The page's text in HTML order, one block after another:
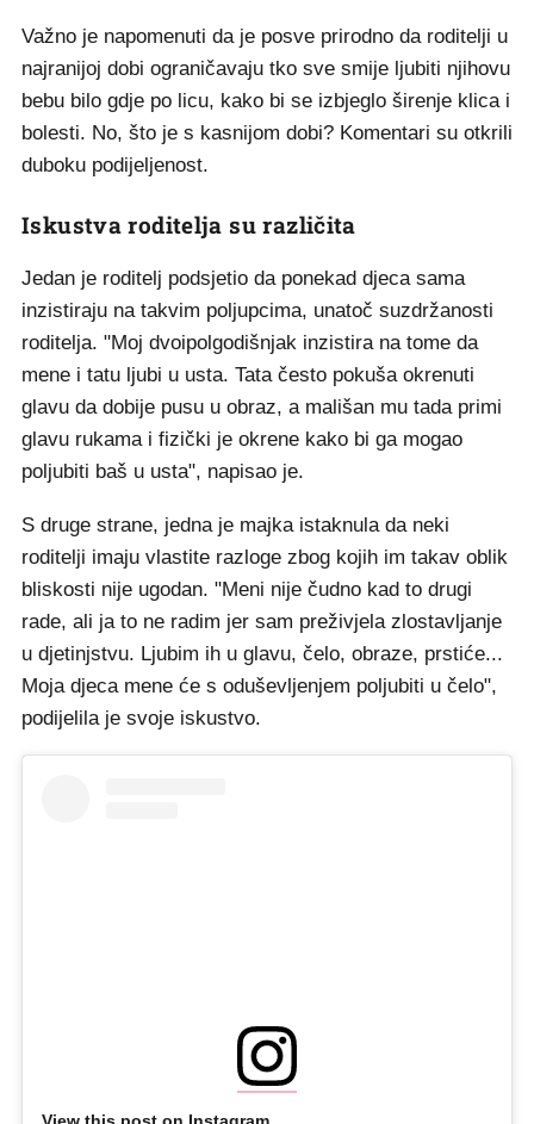
Važno je napomenuti da je posve prirodno da roditelji u
najranijoj dobi ograničavaju tko sve smije ljubiti njihovu
bebu bilo gdje po licu, kako bi se izbjeglo širenje klica i
bolesti. No, što je s kasnijom dobi? Komentari su otkrili
duboku podijeljenost.
Iskustva roditelja su različita
Jedan je roditelj podsjetio da ponekad djeca sama
inzistiraju na takvim poljupcima, unatoč suzdržanosti
roditelja. "Moj dvoipolgodišnjak inzistira na tome da
mene i tatu ljubi u usta. Tata često pokuša okrenuti
glavu da dobije pusu u obraz, a mališan mu tada primi
glavu rukama i fizički je okrene kako bi ga mogao
poljubiti baš u usta", napisao je.
S druge strane, jedna je majka istaknula da neki
roditelji imaju vlastite razloge zbog kojih im takav oblik
bliskosti nije ugodan. "Meni nije čudno kad to drugi
rade, ali ja to ne radim jer sam preživjela zlostavljanje
u djetinjstvu. Ljubim ih u glavu, čelo, obraze, prstiće...
Moja djeca mene će s oduševljenjem poljubiti u čelo",
podijelila je svoje iskustvo.
View this post on Instagram